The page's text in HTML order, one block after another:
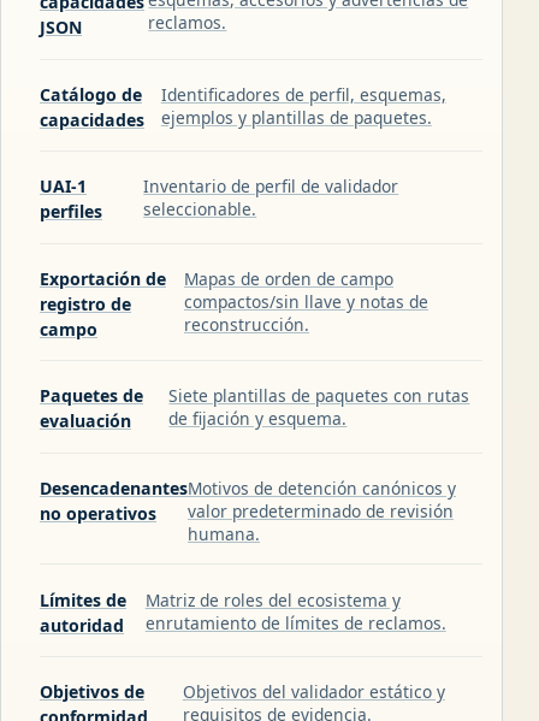
JSON
reclamos.
Catálogo de
capacidades
Identificadores de perfil, esquemas,
ejemplos y plantillas de paquetes.
UAI-1
perfiles
Inventario de perfil de validador
seleccionable.
Exportación de
registro de
campo
Mapas de orden de campo
compactos/sin llave y notas de
reconstrucción.
Paquetes de
evaluación
Siete plantillas de paquetes con rutas
de fijación y esquema.
Desencadenantes
no operativos
Motivos de detención canónicos y
valor predeterminado de revisión
humana.
Límites de
autoridad
Matriz de roles del ecosistema y
enrutamiento de límites de reclamos.
Objetivos de
Objetivos del validador estático y
requisitos de evidencia.